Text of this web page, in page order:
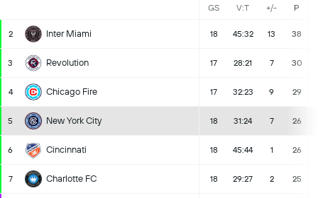
GS V:T +/- P
2 Inter Miami 18 45:32 13 38
3 Revolution 17 28:21 7 30
4 Chicago Fire 17 32:23 9 29
5 New York City 18 31:24 7 26
6 Cincinnati 18 45:44 1 26
7 Charlotte FC 18 29:27 2 25